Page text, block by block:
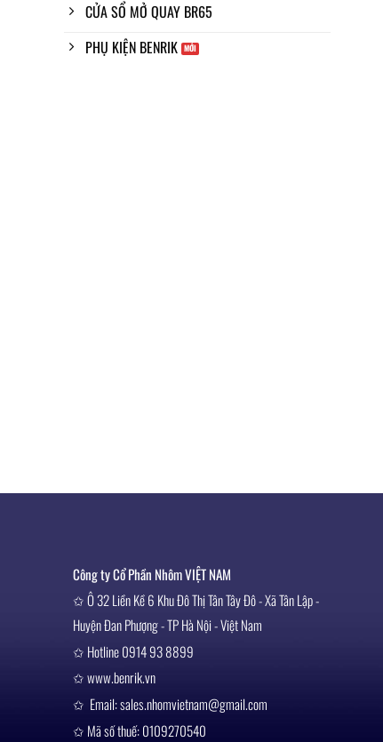
CỬA SỔ MỞ QUAY BR65
PHỤ KIỆN BENRIK
Công ty Cổ Phần Nhôm VIỆT NAM
✩ Ô 32 Liền Kề 6 Khu Đô Thị Tân Tây Đô - Xã Tân Lập -
Huyện Đan Phượng - TP Hà Nội - Việt Nam
✩ Hotline 0914 93 8899
✩ www.benrik.vn
✩ Email: sales.nhomvietnam@gmail.com
✩ Mã số thuế: 0109270540